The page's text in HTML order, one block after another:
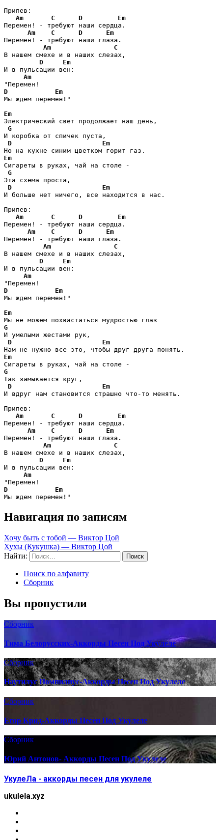
Припев:
Am
C D
Em
Перемен! - требуют наши сердца.
Am
C D
Em
Перемен! - требуют наши глаза.
Am
C
В нашем смехе и в наших слезах,
D
Em
И в пульсации вен:
Am
D
Em
Мы ждем перемен!"
Em
Электрический свет продолжает наш день,
G
И коробка от спичек пуста,
D
Em
Em
Сигареты в руках, чай на столе -
G
Эта схема проста,
D
Em
И больше нет ничего, все находится в нас.
Припев:
Am
C D
Em
Перемен! - требуют наши сердца.
Am
C D
Em
Перемен! - требуют наши глаза.
Am
C
В нашем смехе и в наших слезах,
D
Em
И в пульсации вен:
Am
D
Em
Мы ждем перемен!"
Em
G
И умелыми жестами рук,
D
Em
Em
G
Так замыкается круг,
D
Em
И вдруг нам становится страшно что-то менять.
Припев:
Am
C D
Em
Перемен! - требуют наши сердца.
Am
C D
Em
Перемен! - требуют наши глаза.
Am
C
В нашем смехе и в наших слезах,
D
Em
И в пульсации вен:
Am
D
Em
Мы ждем перемен!"
Навигация по записям
Хочу быть с тобой — Виктор Цой
Хухы (Кукушка) — Виктор Цой
Найти:
Поиск по алфавиту
Сборник
Вы пропустили
Сборник
Тима Белорусских-Аккорды Песен Под Укулеле
Сборник
Наутилус Помпилиус-Аккорды Песен Под Укулеле
Сборник
Егор Крид-Аккорды Песен Под Укулеле
Сборник
Юрий Антонов- Аккорды Песен Под Укулеле
УкулеЛа - аккорды песен для укулеле
ukulela.xyz